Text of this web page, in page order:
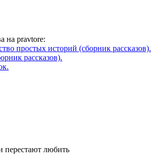
на pravtore:
простых историй (сборник рассказов).
рассказов).
перестают любить